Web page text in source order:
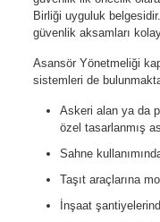
Birliği uyguluk
güvenlik aksamları
Asansör Yönetmeliği
sistemleri de
Askeri alan ya da
özel tasarlanmış
Sahne
Taşıt araçlarına
İnşaat